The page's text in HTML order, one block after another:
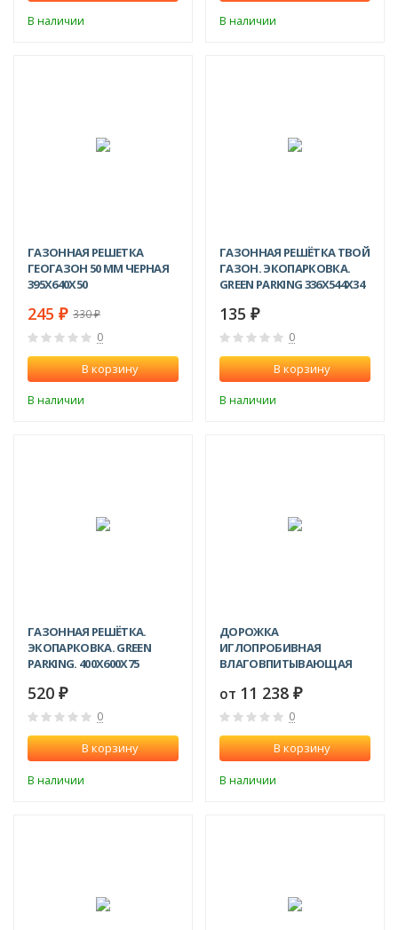
В наличии В наличии
ГАЗОННАЯ РЕШЕТКА
ГЕОГАЗОН 50 ММ ЧЕРНАЯ
395X640X50
245 ₽ 330₽
0
В корзину
В наличии
ГАЗОННАЯ РЕШЁТКА ТВОЙ
ГАЗОН. ЭКОПАРКОВКА.
GREEN PARKING 336Х544Х34
135 ₽
0
В корзину
В наличии
ГАЗОННАЯ РЕШЁТКА.
ЭКОПАРКОВКА. GREEN
PARKING. 400X600X75
520 ₽
0
В корзину
В наличии
ДОРОЖКА
ИГЛОПРОБИВНАЯ
ВЛАГОВПИТЫВАЮЩАЯ
от 11 238 ₽
0
В корзину
В наличии